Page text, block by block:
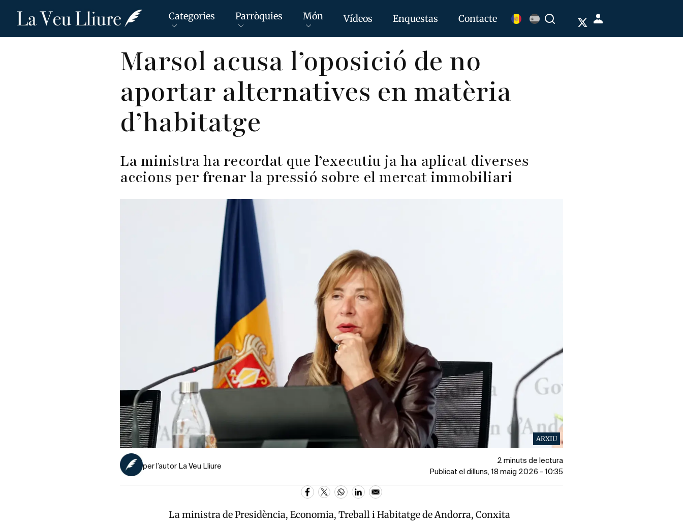
Vés
Categories Parròquies Món Vídeos Enquestas Contacte Buscar Menú
de
Marsol acusa l’oposició de no
aportar alternatives en matèria
d’habitatge
La ministra ha recordat que l’executiu ja ha aplicat diverses
accions per frenar la pressió sobre el mercat immobiliari
ARXIU
per l’autor La Veu Lliure
2 minuts de lectura
Publicat el dilluns, 18 maig 2026 - 10:35
La ministra de Presidència, Economia, Treball i Habitatge deAndorra, Conxita